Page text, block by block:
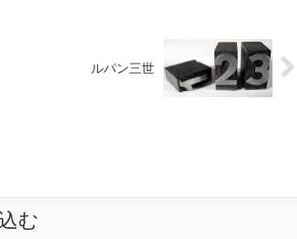
ルパン三世
む